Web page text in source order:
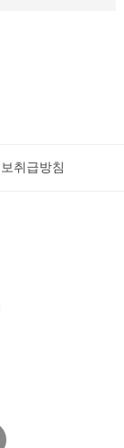
취급방침